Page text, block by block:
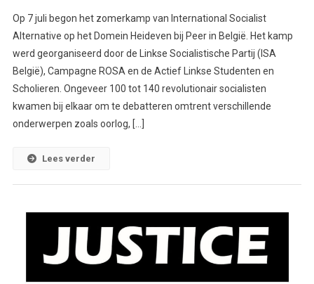
Op 7 juli begon het zomerkamp van International Socialist
Alternative op het Domein Heideven bij Peer in België. Het kamp
werd georganiseerd door de Linkse Socialistische Partij (ISA
België), Campagne ROSA en de Actief Linkse Studenten en
Scholieren. Ongeveer 100 tot 140 revolutionair socialisten
kwamen bij elkaar om te debatteren omtrent verschillende
onderwerpen zoals oorlog, […]
Lees verder